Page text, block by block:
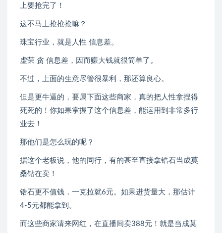
上要抢完了！
这不马上抢抢抢嘛？
珠宝行业，就是人性 信息差。
虚荣 贪 信息差，因而赚大钱就很简单了。
不过，上面的生意尽管很暴利，那还算良心。
但是更牛逼的，要属下面这些商家，真的把人性拿捏得
死死的！你如果掌握了这个信息差，能运用到非常多行
业去！
那他们是怎么玩的呢？
据这个老板说，他的同行，有的甚至直接拿锆石当成莫
桑钻在卖！
锆石更不值钱，一克拉就6元。如果进货量大，那估计
4-5元都能拿到。
而这些商家请来网红，在直播间卖388元！就是当成莫